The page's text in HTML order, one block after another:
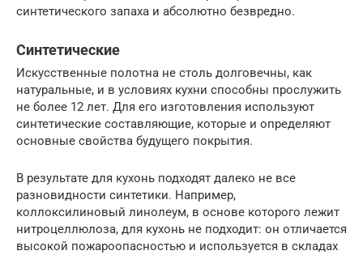
синтетического запаха и абсолютно безвредно.
Синтетические
Искусственные полотна не столь долговечны, как
натуральные, и в условиях кухни способны прослужить
не более 12 лет. Для его изготовления используют
синтетические составляющие, которые и определяют
основные свойства будущего покрытия.
В результате для кухонь подходят далеко не все
разновидности синтетики. Например,
коллоксилиновый линолеум, в основе которого лежит
нитроцеллюлоза, для кухонь не подходит: он отличается
высокой пожароопасностью и используется в складах